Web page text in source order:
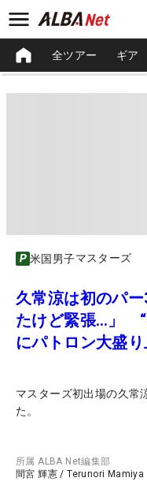
全ツアー ギア
米国男子マスターズ
久常涼は初のパ
たけど緊張…」 “
にパトロン大盛り
マスターズ初出場の久常
た。
所属ALBA Net編集部
間宮 輝憲 /Terunori Mamiya